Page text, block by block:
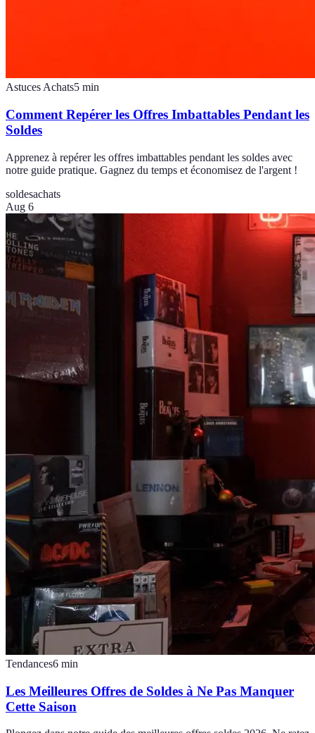
Astuces Achats5 min
Comment Repérer les Offres Imbattables Pendant les
Soldes
Apprenez à repérer les offres imbattables pendant les soldes avec
notre guide pratique. Gagnez du temps et économisez de l'argent !
soldesachats
Aug 6
Tendances6 min
Les Meilleures Offres de Soldes à Ne Pas Manquer
Cette Saison